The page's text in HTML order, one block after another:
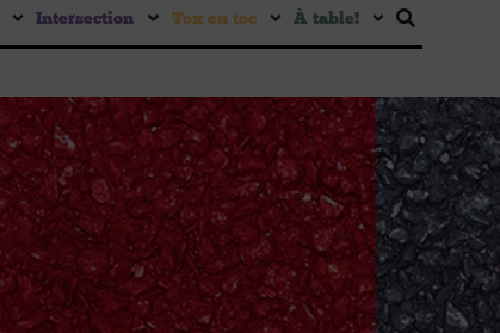
Intersection Tox en toc À table !